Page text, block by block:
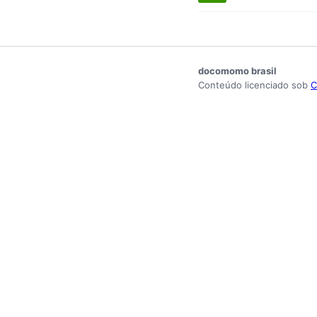
docomomo brasil
Conteúdo licenciado sob